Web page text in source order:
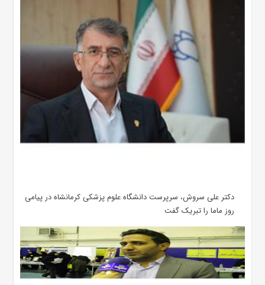
دکتر علی سروش، سرپرست دانشگاه علوم پزشکی کرمانشاه در پیامی
روز ماما را تبریک گفت